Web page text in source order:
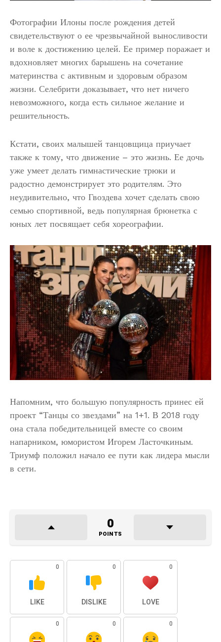
Фотографии Илоны после рождения детей
свидетельствуют о ее чрезвычайной выносливости
и воле к достижению целей. Ее пример поражает и
вдохновляет многих барышень на сочетание
материнства с активным и здоровым образом
жизни. Селебрити доказывает, что нет ничего
невозможного, когда есть сильное желание и
решительность.
Кстати, своих малышей танцовщица приучает
также к тому, что движение – это жизнь. Ее дочь
уже умеет делать гимнастические трюки и
радостно демонстрирует это родителям. Это
неудивительно, что Гвоздева хочет сделать свою
семью спортивной, ведь популярная брюнетка с
юных лет посвящает себя хореографии.
Напомним, что большую популярность принес ей
проект “Танцы со звездами” на 1+1. В 2018 году
она стала победительницей вместе со своим
напарником, юмористом Игорем Ласточкиным.
Триумф положил начало ее пути как лидера мысли
в сети.
0
POINTS
0
LIKE
0
DISLIKE
0
LOVE
0 0 0